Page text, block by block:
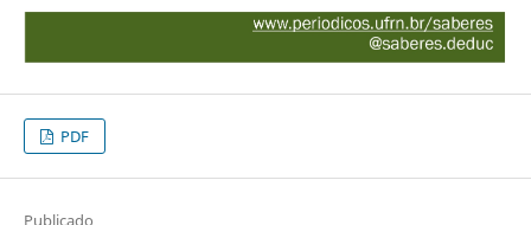
PDF
Publicado